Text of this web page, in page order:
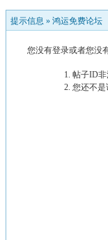
提示信息 » 鸿运免费论坛
您没有登录或者您没
帖子ID非
您还不是